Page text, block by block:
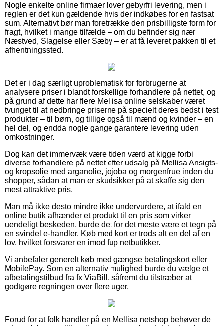
Nogle enkelte online firmaer lover gebyrfri levering, men i
reglen er det kun gældende hvis der indkøbes for en fastsat
sum. Alternativt bør man foretrække den prisbilligste form for
fragt, hvilket i mange tilfælde – om du befinder sig nær
Næstved, Slagelse eller Sæby – er at få leveret pakken til et
afhentningssted.
Det er i dag særligt uproblematisk for forbrugerne at
analysere priser i blandt forskellige forhandlere på nettet, og
på grund af dette har flere Mellisa online selskaber været
tvunget til at nedbringe priserne på specielt deres bedst i test
produkter – til børn, og tillige også til mænd og kvinder – en
hel del, og endda nogle gange garantere levering uden
omkostninger.
Dog kan det immervæk være tiden værd at kigge forbi
diverse forhandlere på nettet efter udsalg på Mellisa Ansigts-
og kropsolie med arganolie, jojoba og morgenfrue inden du
shopper, sådan at man er skudsikker på at skaffe sig den
mest attraktive pris.
Man må ikke desto mindre ikke undervurdere, at ifald en
online butik afhænder et produkt til en pris som virker
uendeligt beskeden, burde det for det meste være et tegn på
en svindel e-handler. Køb med kort er trods alt en del af en
lov, hvilket forsvarer en imod fup netbutikker.
Vi anbefaler generelt køb med gængse betalingskort eller
MobilePay. Som en alternativ mulighed burde du vælge et
afbetalingstilbud fra fx ViaBill, såfremt du tilstræber at
godtgøre regningen over flere uger.
Forud for at folk handler på en Mellisa netshop behøver de